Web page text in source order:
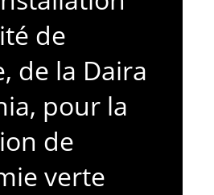
de
de la Daira
pour la
de
verte